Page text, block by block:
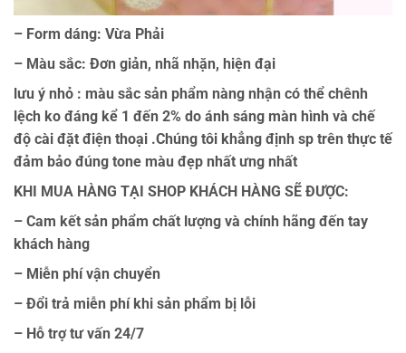
– Form dáng: Vừa Phải
– Màu sắc: Đơn giản, nhã nhặn, hiện đại
lưu ý nhỏ : màu sắc sản phẩm nàng nhận có thể chênh
lệch ko đáng kể 1 đến 2% do ánh sáng màn hình và chế
độ cài đặt điện thoại .Chúng tôi khẳng định sp trên thực tế
đảm bảo đúng tone màu đẹp nhất ưng nhất
KHI MUA HÀNG TẠI SHOP KHÁCH HÀNG SẼ ĐƯỢC:
– Cam kết sản phẩm chất lượng và chính hãng đến tay
khách hàng
– Miễn phí vận chuyển
– Đổi trả miễn phí khi sản phẩm bị lỗi
– Hỗ trợ tư vấn 24/7